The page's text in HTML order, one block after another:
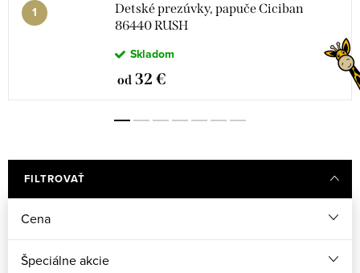
Detské prezúvky, papuče Ciciban
86440 RUSH
Skladom
od 32 €
FILTROVAŤ
Cena
Špeciálne akcie